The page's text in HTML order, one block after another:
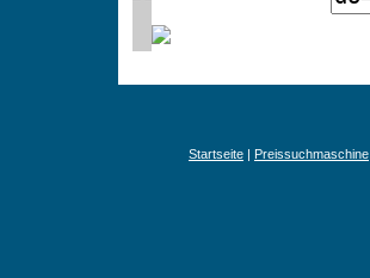
Startseite | Preissuchmaschine